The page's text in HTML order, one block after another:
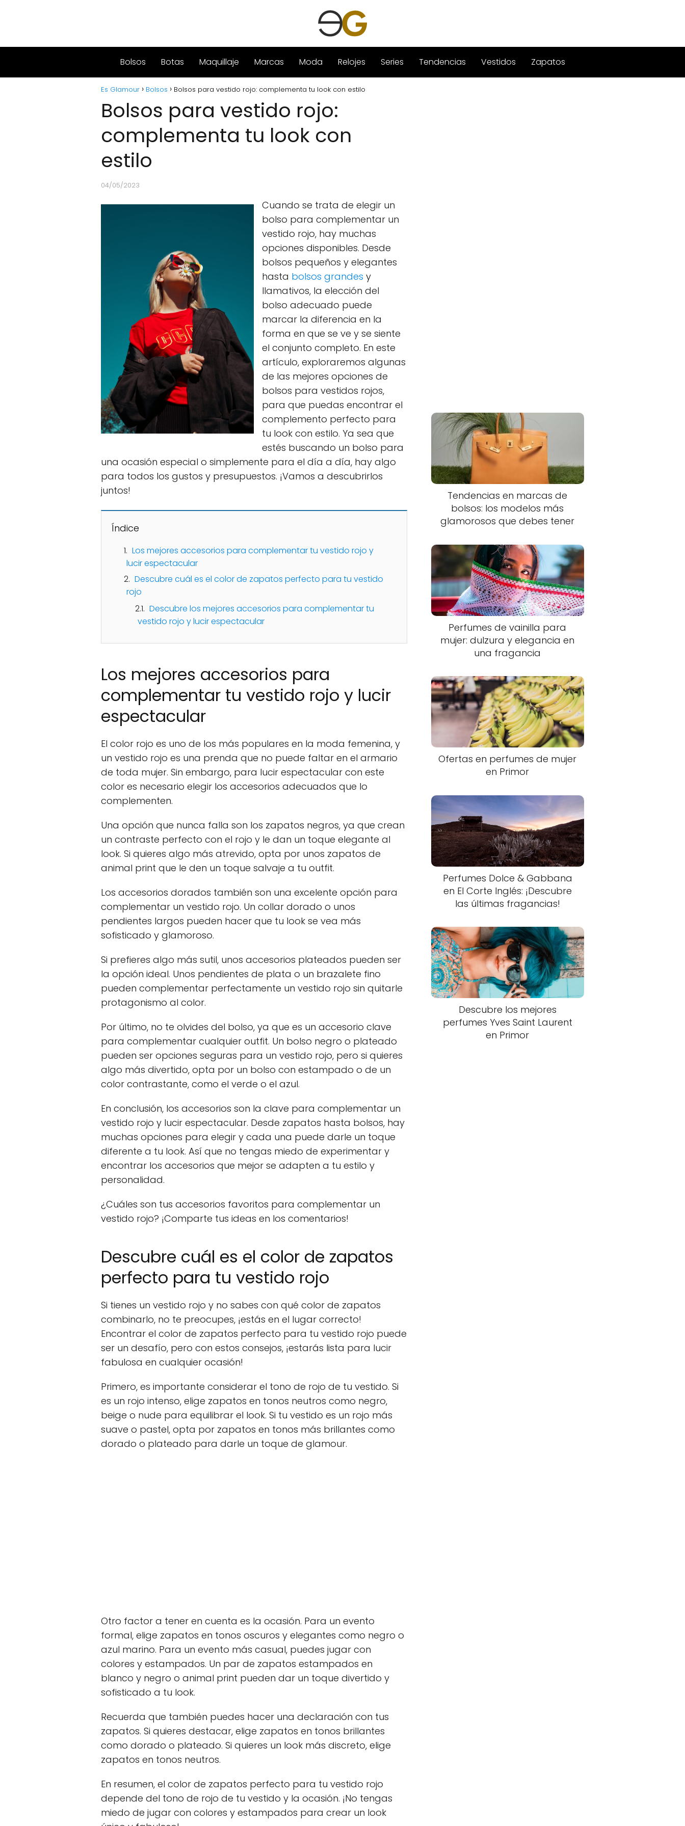
Bolsos Botas Maquillaje Marcas Moda Relojes Series Tendencias Vestidos Zapatos
Es Glamour Bolsos Bolsos para vestido rojo: complementa tu look con estilo
Bolsos para vestido rojo:
complementa tu look con
estilo
04/05/2023
Cuando se trata de elegir un
bolso para complementar un
vestido rojo, hay muchas
opciones disponibles. Desde
bolsos pequeños y elegantes
hasta bolsos grandes y
llamativos, la elección del
bolso adecuado puede
marcar la diferencia en la
forma en que se ve y se siente
el conjunto completo. En este
artículo, exploraremos algunas
de las mejores opciones de
bolsos para vestidos rojos,
para que puedas encontrar el
complemento perfecto para
tu look con estilo. Ya sea que
estés buscando un bolso para
una ocasión especial o simplemente para el día a día, hay algo
para todos los gustos y presupuestos. ¡Vamos a descubrirlos
juntos!
Índice
Los mejores accesorios para complementar tu vestido rojo y
lucir espectacular
Descubre cuál es el color de zapatos perfecto para tu vestido
rojo
Descubre los mejores accesorios para complementar tu
vestido rojo y lucir espectacular
Los mejores accesorios para
complementar tu vestido rojo y lucir
espectacular
El color rojo es uno de los más populares en la moda femenina, y
un vestido rojo es una prenda que no puede faltar en el armario
de toda mujer. Sin embargo, para lucir espectacular con este
color es necesario elegir los accesorios adecuados que lo
complementen.
Una opción que nunca falla son los zapatos negros, ya que crean
un contraste perfecto con el rojo y le dan un toque elegante al
look. Si quieres algo más atrevido, opta por unos zapatos de
animal print que le den un toque salvaje a tu outfit.
Los accesorios dorados también son una excelente opción para
complementar un vestido rojo. Un collar dorado o unos
pendientes largos pueden hacer que tu look se vea más
sofisticado y glamoroso.
Si prefieres algo más sutil, unos accesorios plateados pueden ser
la opción ideal. Unos pendientes de plata o un brazalete fino
pueden complementar perfectamente un vestido rojo sin quitarle
protagonismo al color.
Por último, no te olvides del bolso, ya que es un accesorio clave
para complementar cualquier outfit. Un bolso negro o plateado
pueden ser opciones seguras para un vestido rojo, pero si quieres
algo más divertido, opta por un bolso con estampado o de un
color contrastante, como el verde o el azul.
En conclusión, los accesorios son la clave para complementar un
vestido rojo y lucir espectacular. Desde zapatos hasta bolsos, hay
muchas opciones para elegir y cada una puede darle un toque
diferente a tu look. Así que no tengas miedo de experimentar y
encontrar los accesorios que mejor se adapten a tu estilo y
personalidad.
¿Cuáles son tus accesorios favoritos para complementar un
vestido rojo? ¡Comparte tus ideas en los comentarios!
Descubre cuál es el color de zapatos
perfecto para tu vestido rojo
Si tienes un vestido rojo y no sabes con qué color de zapatos
combinarlo, no te preocupes, ¡estás en el lugar correcto!
Encontrar el color de zapatos perfecto para tu vestido rojo puede
ser un desafío, pero con estos consejos, ¡estarás lista para lucir
fabulosa en cualquier ocasión!
Primero, es importante considerar el tono de rojo de tu vestido. Si
es un rojo intenso, elige zapatos en tonos neutros como negro,
beige o nude para equilibrar el look. Si tu vestido es un rojo más
suave o pastel, opta por zapatos en tonos más brillantes como
dorado o plateado para darle un toque de glamour.
Otro factor a tener en cuenta es la ocasión. Para un evento
formal, elige zapatos en tonos oscuros y elegantes como negro o
azul marino. Para un evento más casual, puedes jugar con
colores y estampados. Un par de zapatos estampados en
blanco y negro o animal print pueden dar un toque divertido y
sofisticado a tu look.
Recuerda que también puedes hacer una declaración con tus
zapatos. Si quieres destacar, elige zapatos en tonos brillantes
como dorado o plateado. Si quieres un look más discreto, elige
zapatos en tonos neutros.
En resumen, el color de zapatos perfecto para tu vestido rojo
depende del tono de rojo de tu vestido y la ocasión. ¡No tengas
miedo de jugar con colores y estampados para crear un look
Tendencias en marcas de
bolsos: los modelos más
glamorosos que debes tener
Perfumes de vainilla para
mujer: dulzura y elegancia en
una fragancia
Ofertas en perfumes de mujer
en Primor
Perfumes Dolce & Gabbana
en El Corte Inglés: ¡Descubre
las últimas fragancias!
Descubre los mejores
perfumes Yves Saint Laurent
en Primor